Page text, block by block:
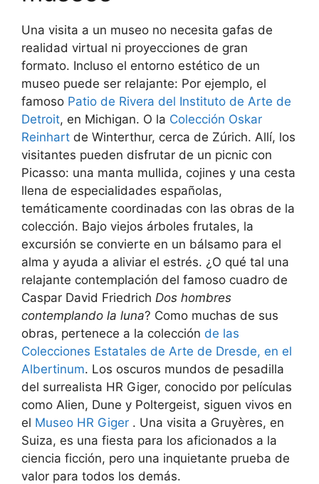
Una visita a un museo no necesita gafas de
realidad virtual ni proyecciones de gran
formato. Incluso el entorno estético de un
museo puede ser relajante: Por ejemplo, el
famoso Patio de Rivera del Instituto de Arte de
Detroit, en Michigan. O la Colección Oskar
Reinhart de Winterthur, cerca de Zúrich. Allí, los
visitantes pueden disfrutar de un picnic con
Picasso: una manta mullida, cojines y una cesta
llena de especialidades españolas,
temáticamente coordinadas con las obras de la
colección. Bajo viejos árboles frutales, la
excursión se convierte en un bálsamo para el
alma y ayuda a aliviar el estrés. ¿O qué tal una
relajante contemplación del famoso cuadro de
Caspar David Friedrich Dos hombres
contemplando la luna? Como muchas de sus
obras, pertenece a la colección de las
Colecciones Estatales de Arte de Dresde, en el
Albertinum. Los oscuros mundos de pesadilla
del surrealista HR Giger, conocido por películas
como Alien, Dune y Poltergeist, siguen vivos en
el Museo HR Giger . Una visita a Gruyères, en
Suiza, es una fiesta para los aficionados a la
ciencia ficción, pero una inquietante prueba de
valor para todos los demás.